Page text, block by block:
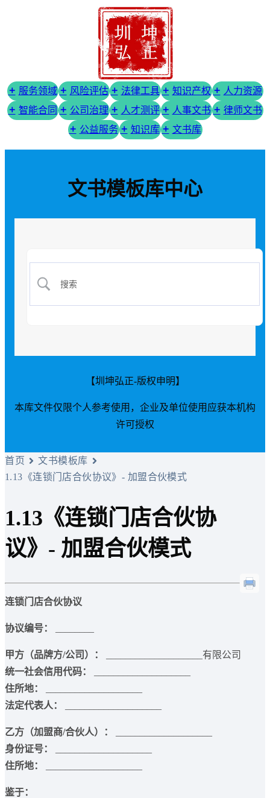
服务领域 风险评估 法律工具 知识产权
人力资源
智能合同
公司治理 人才测评 人事文书
律师文书
公益服务
知识库 文书库
文书模板库中心
【圳坤弘正-版权申明】
本库文件仅限个人参考使用，企业及单位使用应获本机构
许可授权
首页
文书模板库
1.13《连锁门店合伙协议》- 加盟合伙模式
1.13《连锁门店合伙协
议》- 加盟合伙模式
连锁门店合伙协议
协议编号：
甲方（品牌方/公司）：
____________________有限公司
统一社会信用代码：
住所地：
法定代表人：
乙方（加盟商/合伙人）：
身份证号：
住所地：
鉴于：